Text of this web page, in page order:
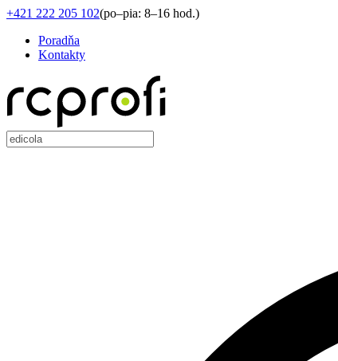
+421 222 205 102(po–pia: 8–16 hod.)
Poradňa
Kontakty